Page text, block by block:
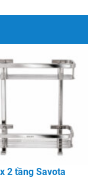
2 tầng Savota